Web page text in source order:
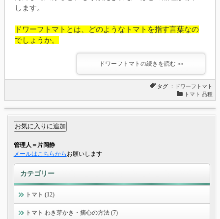
します。
ドワーフトマトとは、どのようなトマトを指す言葉なの
でしょうか。
ドワーフトマトの続きを読む »»
タグ ：
ドワーフトマト
トマト 品種
管理人＝片岡静
メールはこちらから お願いします
カテゴリー
トマト (12)
トマト わき芽かき・摘心の方法 (7)